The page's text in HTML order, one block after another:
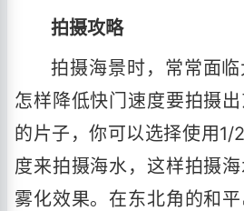
拍摄攻略
拍摄海景时，常常面
怎样降低快门速度要拍摄
的片子，你可以选择使用1/
度来拍摄海水，这样拍摄
雾化效果。在东北角的和